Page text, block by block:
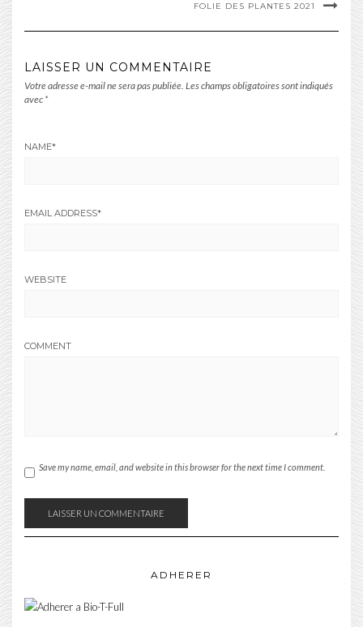
FOLIE DES PLANTES 2021
LAISSER UN COMMENTAIRE
Votre adresse e-mail ne sera pas publiée. Les champs obligatoires sont indiqués
avec *
NAME*
EMAIL ADDRESS*
WEBSITE
COMMENT
Save my name, email, and website in this browser for the next time I comment.
ADHERER